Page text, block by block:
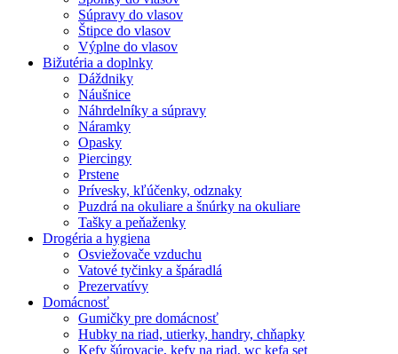
Súpravy do vlasov
Štipce do vlasov
Výplne do vlasov
Bižutéria a doplnky
Dáždniky
Náušnice
Náhrdelníky a súpravy
Náramky
Opasky
Piercingy
Prstene
Prívesky, kľúčenky, odznaky
Puzdrá na okuliare a šnúrky na okuliare
Tašky a peňaženky
Drogéria a hygiena
Osviežovače vzduchu
Vatové tyčinky a špáradlá
Prezervatívy
Domácnosť
Gumičky pre domácnosť
Hubky na riad, utierky, handry, chňapky
Kefy šúrovacie, kefy na riad, wc kefa set